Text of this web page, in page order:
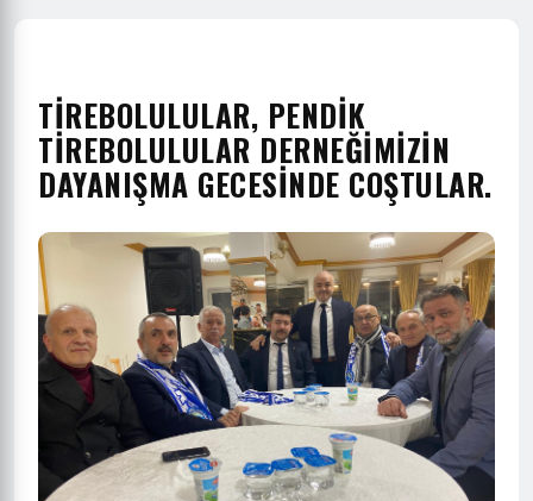
TIREBOLULULAR, PENDIK
TIREBOLULULAR DERNEĞIMIZIN
DAYANIŞMA GECESINDE COŞTULAR.